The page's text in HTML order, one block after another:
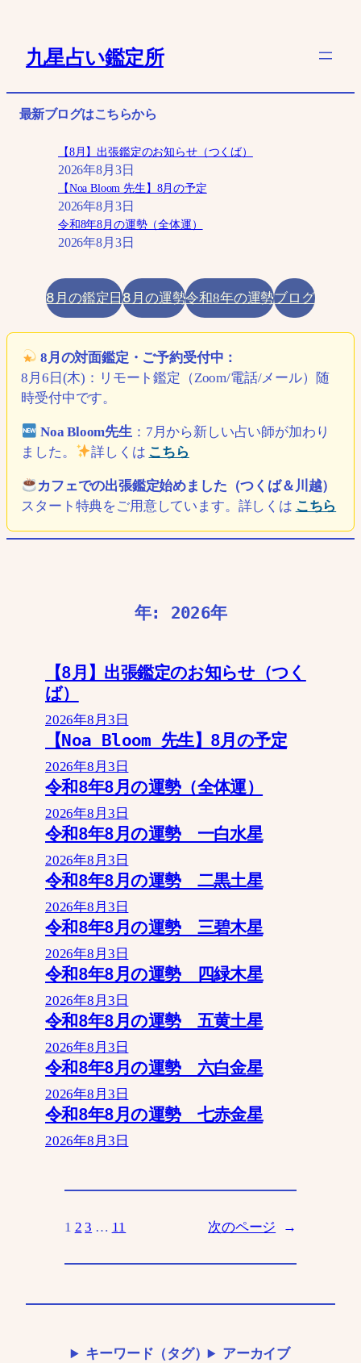
キ
九星占い鑑定所
最新ブログはこちらから
【8月】出張鑑定のお知らせ（つくば）
2026年8月3日
【Noa Bloom 先生】8月の予定
2026年8月3日
令和8年8月の運勢（全体運）
2026年8月3日
8月の鑑定日8月の運勢令和8年の運勢ブログ
8月の対面鑑定・ご予約受付中：
8月6日(木)：リモート鑑定（Zoom/電話/メール）随
時受付中です。
Noa Bloom先生：7月から新しい占い師が加わり
ました。
詳しくは こちら
カフェでの出張鑑定始めました（つくば＆川越）
スタート特典をご用意しています。詳しくは こちら
年: 2026年
【8月】出張鑑定のお知らせ（つく
ば）
2026年8月3日
【Noa Bloom 先生】8月の予定
2026年8月3日
令和8年8月の運勢（全体運）
2026年8月3日
令和8年8月の運勢 一白水星
2026年8月3日
令和8年8月の運勢 二黒土星
2026年8月3日
令和8年8月の運勢 三碧木星
2026年8月3日
令和8年8月の運勢 四緑木星
2026年8月3日
令和8年8月の運勢 五黄土星
2026年8月3日
令和8年8月の運勢 六白金星
2026年8月3日
令和8年8月の運勢 七赤金星
2026年8月3日
1 2 3 … 11 次のページ →
キーワード（タグ） アーカイブ